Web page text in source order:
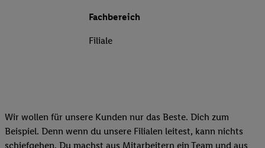
Fachbereich
Filiale
Wir wollen für unsere Kunden nur das Beste. Dich zum
Beispiel. Denn wenn du unsere Filialen leitest, kann nichts
schiefgehen. Du machst aus Mitarbeitern ein Team und aus